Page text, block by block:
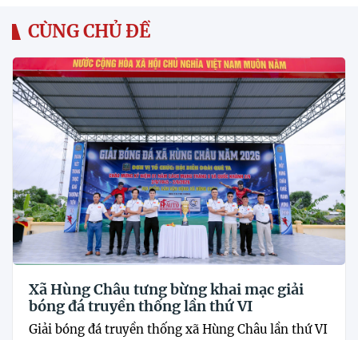
CÙNG CHỦ ĐỀ
Xã Hùng Châu tưng bừng khai mạc giải
bóng đá truyền thống lần thứ VI
Giải bóng đá truyền thống xã Hùng Châu lần thứ VI